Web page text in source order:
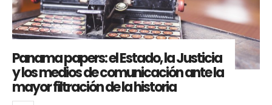
Panama papers: el Estado, la Justicia
y los medios de comunicación ante la
mayor filtración de la historia